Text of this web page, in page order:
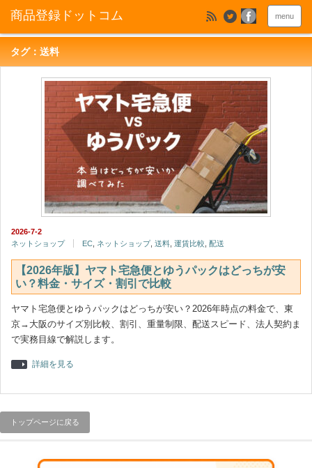
menu
タグ：送料
2026-7-2
ネットショップ
EC ネットショップ, 送料 運賃比較 配送
【2026年版】ヤマト宅急便とゆうパックはどっちが安
い？料金・サイズ・割引で比較
ヤマト宅急便とゆうパックはどっちが安い？2026年時点の料金で、東
京→大阪のサイズ別比較、割引、重量制限、配送スピード、法人契約ま
で実務目線で解説します。
詳細を見る
トップページに戻る